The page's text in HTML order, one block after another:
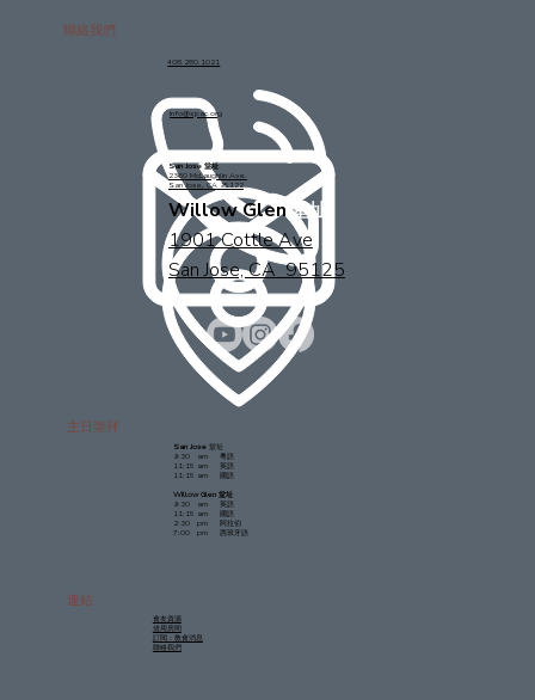
聯絡我們
408.280.1021
info@sjcac.org
San Jose 堂址
2360 McLaughlin Ave.
San Jose, CA 95122
Willow Glen 堂址
1901 Cottle Ave
San Jose, CA 95125
連結
會友資源
借用房間
訂閲：教會消息
聯絡我們
主日崇拜
San Jose 堂址
9:30 am 粵語
11:15 am 英語
11:15 am 國語
Willow Glen 堂址
9:30 am 英語
11:15 am 國語
2:30 pm 阿拉伯
7:00 pm 西班牙語